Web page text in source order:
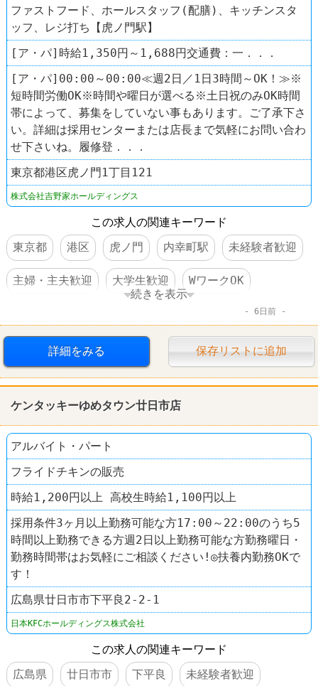
ファストフード、ホールスタッフ(配膳)、キッチンスタ
ッフ、レジ打ち【虎ノ門駅】
[ア・パ]時給1,350円～1,688円交通費：一．．．
[ア・パ]00:00～00:00≪週2日／1日3時間～OK！≫※
短時間労働OK※時間や曜日が選べる※土日祝のみOK時間
帯によって、募集をしていない事もあります。ご了承下さ
い。詳細は採用センターまたは店長まで気軽にお問い合わ
せ下さいね。履修登．．．
東京都港区虎ノ門1丁目121
株式会社吉野家ホールディングス
この求人の関連キーワード
東京都
港区 虎ノ門 内幸町駅 未経験者歓迎
主婦・主夫歓迎 大学生歓迎 WワークOK
交通費支給
昇給あり 扶養控除内のオシゴト 食事補助あり
禁煙・分煙 60代以上活躍 中高年活躍
ファーストフード 吉野家
続きを表示
6日前
詳細をみる 保存リストに追加
ケンタッキーゆめタウン廿日市店
アルバイト・パート
フライドチキンの販売
時給1,200円以上 高校生時給1,100円以上
採用条件3ヶ月以上勤務可能な方17:00～22:00のうち5
時間以上勤務できる方週2日以上勤務可能な方勤務曜日・
勤務時間帯はお気軽にご相談ください!◎扶養内勤務OKで
す！
広島県廿日市市下平良2-2-1
日本KFCホールディングス株式会社
この求人の関連キーワード
広島県
廿日市市 下平良 未経験者歓迎